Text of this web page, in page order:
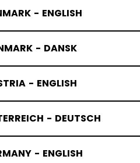
- ENGLISH
- DANSK
- ENGLISH
- DEUTSCH
- ENGLISH